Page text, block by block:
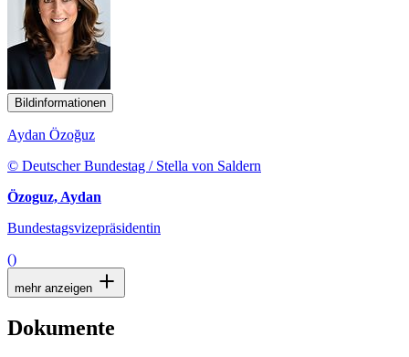
Bildinformationen
Aydan Özoğuz
© Deutscher Bundestag / Stella von Saldern
Özoguz, Aydan
Bundestagsvizepräsidentin
()
mehr anzeigen
Dokumente